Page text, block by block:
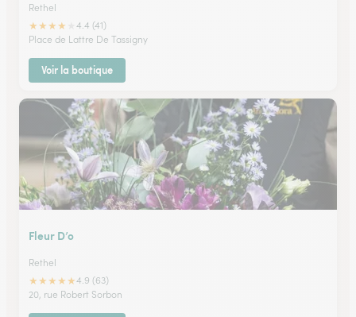
Rethel
★★★★
4.4 (41)
Place de Lattre De Tassigny
Voir la boutique
Fleur D’o
Rethel
★★★★★4.9 (63)
20, rue Robert Sorbon